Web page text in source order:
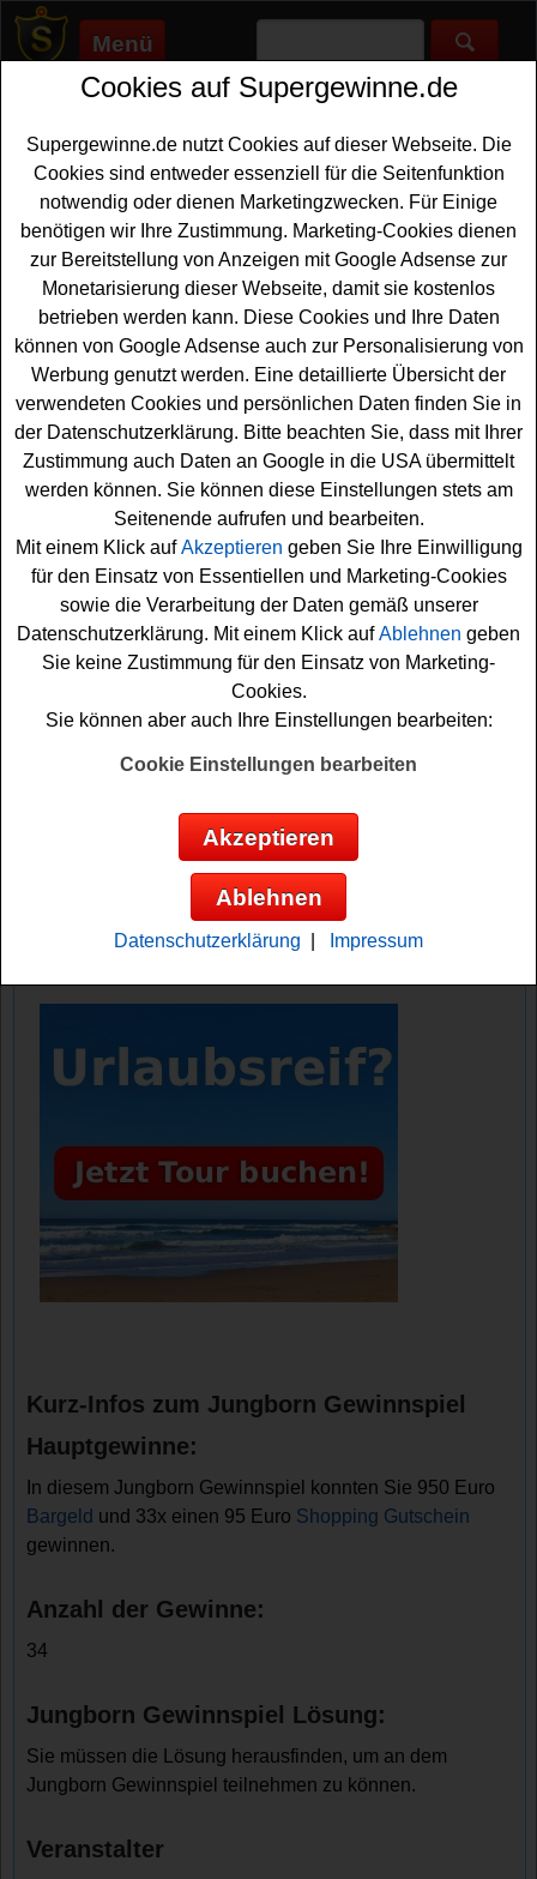
Menü
Supergewinne.de>Gewinnspiele>Bargeld Gewinnspiele>
Anzeige:
Anzeige:
Jungborn Oster-Gewinnspiel
Wer zu Ostern gernGeld gewinnenmöchte, sollte an
dem kostenlosen Oster-Gewinnspiel von Jungborn
mitmachen. Zu Ostern verlost Jungborn 950 Euro
Bargeld als Hauptgewinn - und mit etwas Glück können
Sie dieses Geld gewinnen. Zusätzlich warten 33
ShoppingGutscheineim Wert von je 95 Euro auf
glückliche Gewinner.
Falls Sie an dem Jungborn Ostergewinnspiel 2026
teilnehmen möchten, müssen Sie das das gesuchte
Lösungswort herausfinden. Dafür müssen Sie das
Puzzlelösen und das Lösungswort richtig
zusammensetzen. Haben Sie dies geschafft, können Sie
die richtige Lösung angeben und Ihr Glück versuchen.
Machen Sie mit und versuchen Sie Ihr Glück. Übrigens:
Bei diesem Jungborn Gewinnspiel können Sie auch per
Jungborn verlost 950 Euro Bargeld und
33x einen 95 Euro Shopping Gutschein
Anzeige:
Kurz-Infos zum Jungborn Gewinnspiel
Hauptgewinne:
In diesem Jungborn Gewinnspiel konnten Sie 950 Euro
Bargeld und 33x einen 95 Euro Shopping Gutschein
gewinnen.
Anzahl der Gewinne:
34
Jungborn Gewinnspiel Lösung:
Sie müssen die Lösung herausfinden, um an dem
Jungborn Gewinnspiel teilnehmen zu können.
Veranstalter
Cookies auf Supergewinne.de
Supergewinne.de nutzt Cookies auf dieser Webseite. Die
Cookies sind entweder essenziell für die Seitenfunktion
notwendig oder dienen Marketingzwecken. Für Einige
benötigen wir Ihre Zustimmung. Marketing-Cookies dienen
zur Bereitstellung von Anzeigen mit Google Adsense zur
Monetarisierung dieser Webseite, damit sie kostenlos
betrieben werden kann. Diese Cookies und Ihre Daten
können von Google Adsense auch zur Personalisierung von
Werbung genutzt werden. Eine detaillierte Übersicht der
verwendeten Cookies und persönlichen Daten finden Sie in
der Datenschutzerklärung. Bitte beachten Sie, dass mit Ihrer
Zustimmung auch Daten an Google in die USA übermittelt
werden können. Sie können diese Einstellungen stets am
Seitenende aufrufen und bearbeiten.
Mit einem Klick aufAkzeptieren geben Sie Ihre Einwilligung
für den Einsatz von Essentiellen und Marketing-Cookies
sowie die Verarbeitung der Daten gemäß unserer
Datenschutzerklärung. Mit einem Klick aufAblehnen geben
Sie keine Zustimmung für den Einsatz von Marketing-
Cookies.
Sie können aber auch Ihre Einstellungen bearbeiten:
Cookie Einstellungen bearbeiten
Akzeptieren
Ablehnen
Datenschutzerklärung Impressum